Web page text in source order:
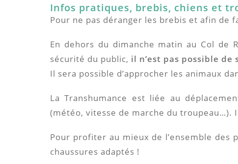
Infos pratiques, brebis, chiens et
Pour ne pas déranger les brebis et afin de
En dehors du dimanche matin au Col
sécurité du public, il n’est pas possible
Il sera possible d’approcher les animaux
La Transhumance est liée au
(météo, vitesse de marche du troupeau…).
Pour profiter au mieux de l’ensemble des
chaussures adaptés !